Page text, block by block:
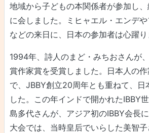
地域から子どもの本関係者が参加し
に会しました。ミヒャエル・エンデ
などの来日に、日本の参加者は心躍り
1994年、詩人のまど・みちおさんが
賞作家賞を受賞しました。日本人の
で、JBBY創立20周年とも重ねて、日
した。この年インドで開かれたIBBY
島多代さんが、アジア初のIBBY会長に
大会では、当時皇后でいらした美智